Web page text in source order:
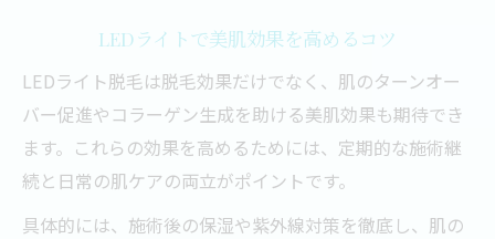
LEDライトで美肌効果を高めるコツ
LEDライト脱毛は脱毛効果だけでなく、肌のターンオー
バー促進やコラーゲン生成を助ける美肌効果も期待でき
ます。これらの効果を高めるためには、定期的な施術継
続と日常の肌ケアの両立がポイントです。
具体的には、施術後の保湿や紫外線対策を徹底し、肌の